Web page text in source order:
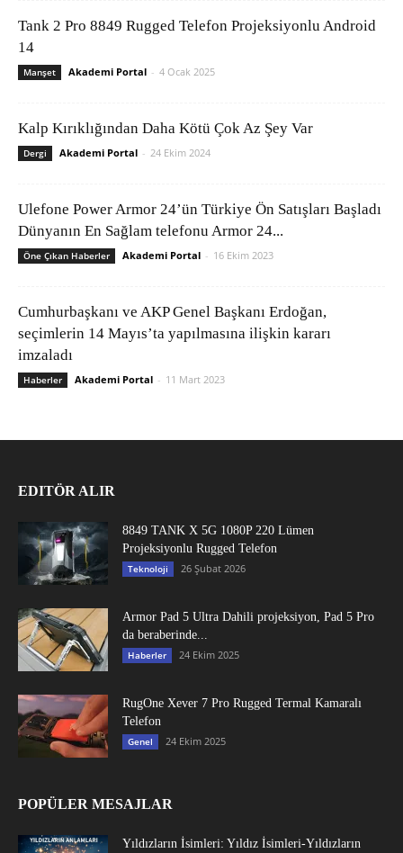
Tank 2 Pro 8849 Rugged Telefon Projeksiyonlu Android
14
Manşet Akademi Portal - 4 Ocak 2025
Kalp Kırıklığından Daha Kötü Çok Az Şey Var
Dergi Akademi Portal - 24 Ekim 2024
Ulefone Power Armor 24’ün Türkiye Ön Satışları Başladı
Dünyanın En Sağlam telefonu Armor 24...
Öne Çıkan Haberler Akademi Portal - 16 Ekim 2023
Cumhurbaşkanı ve AKP Genel Başkanı Erdoğan,
seçimlerin 14 Mayıs’ta yapılmasına ilişkin kararı
imzaladı
Haberler Akademi Portal - 11 Mart 2023
EDITÖR ALIR
8849 TANK X 5G 1080P 220 Lümen
Projeksiyonlu Rugged Telefon
Teknoloji 26 Şubat 2026
Armor Pad 5 Ultra Dahili projeksiyon, Pad 5 Pro
da beraberinde...
Haberler 24 Ekim 2025
RugOne Xever 7 Pro Rugged Termal Kamaralı
Telefon
Genel 24 Ekim 2025
POPÜLER MESAJLAR
Yıldızların İsimleri: Yıldız İsimleri-Yıldızların